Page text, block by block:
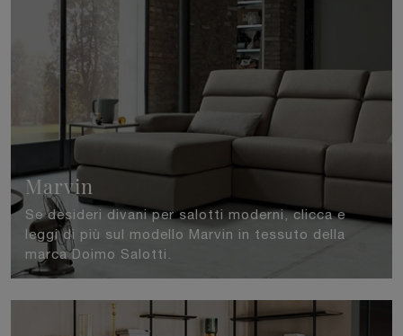
Marvin
Se desideri divani per salotti moderni, clicca e
leggi di più sul modello Marvin in tessuto della
marca Doimo Salotti.